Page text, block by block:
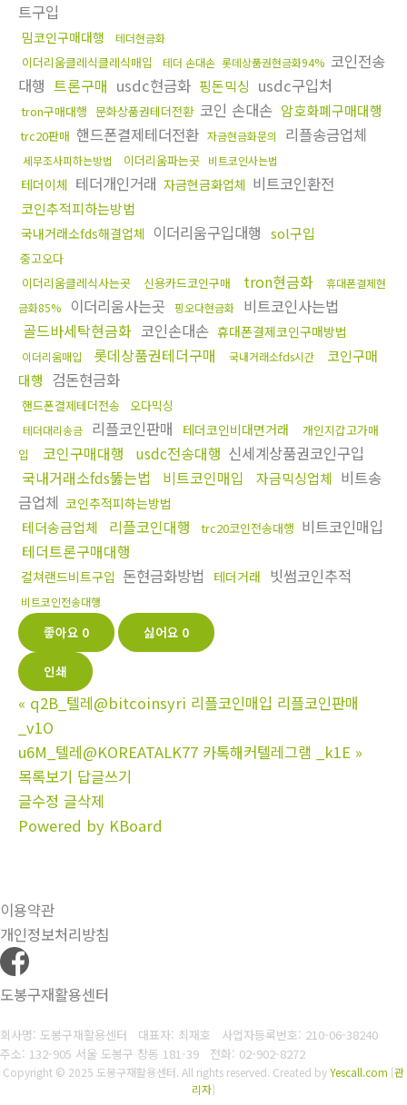
트구입
밈코인구매대행 테더현금화
이더리움클레식클레식매입 테더 손대손 롯데상품권현금화94% 코인전송
대행 트론구매 usdc현금화 핑돈믹싱 usdc구입처
tron구매대행 문화상품권테더전환 코인 손대손 암호화폐구매대행
trc20판매 핸드폰결제테더전환 자금현금화문의 리플송금업체
세무조사피하는방법 이더리움파는곳 비트코인사는법
테더이체 테더개인거래 자금현금화업체 비트코인환전
코인추적피하는방법
국내거래소fds해결업체 이더리움구입대행 sol구입
중고오다
이더리움클레식사는곳
신용카드코인구매 tron현금화
휴대폰결제현
금화85%
이더리움사는곳 핑오다현금화
비트코인사는법
골드바세탁현금화 코인손대손 휴대폰결제코인구매방법
이더리움매입 롯데상품권테더구매 국내거래소fds시간
코인구매
대행 검돈현금화
핸드폰결제테더전송 오다믹싱
테더대리송금 리플코인판매 테더코인비대면거래
개인지갑고가매
입
코인구매대행 usdc전송대행 신세계상품권코인구입
국내거래소fds뚫는법
비트코인매입 자금믹싱업체 비트송
금업체 코인추적피하는방법
테더송금업체 리플코인대행 trc20코인전송대행 비트코인매입
테더트론구매대행
컬쳐랜드비트구입 돈현금화방법 테더거래 빗썸코인추적
비트코인전송대행
좋아요 0 싫어요 0
인쇄
« q2B_텔레@bitcoinsyri 리플코인매입 리플코인판매
_v1O
u6M_텔레@KOREATALK77 카톡해커텔레그램 _k1E »
목록보기 답글쓰기
글수정 글삭제
Powered by KBoard
이용약관
개인정보처리방침
도봉구재활용센터
회사명: 도봉구재활용센터 대표자: 최재호 사업자등록번호: 210-06-38240
주소: 132-905 서울 도봉구 창동 181-39 전화: 02-902-8272
Copyright © 2025 도봉구재활용센터. All rights reserved. Created byYescall.com [관
리자]